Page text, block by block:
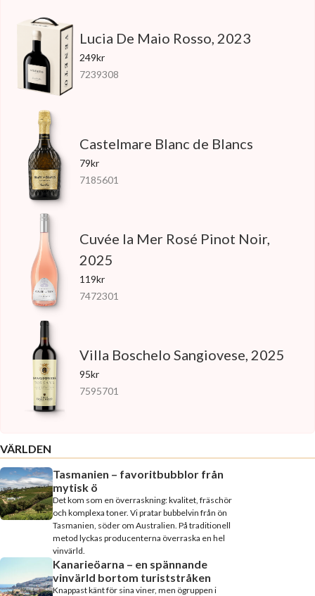
Lucia De Maio Rosso, 2023
249kr
7239308
Castelmare Blanc de Blancs
79kr
7185601
Cuvée la Mer Rosé Pinot Noir,
2025
119kr
7472301
Villa Boschelo Sangiovese, 2025
95kr
7595701
VÄRLDEN
Tasmanien – favoritbubblor från
mytisk ö
Det kom som en överraskning: kvalitet, fräschör
och komplexa toner. Vi pratar bubbelvin från ön
Tasmanien, söder om Australien. På traditionell
metod lyckas producenterna överraska en hel
vinvärld.
Kanarieöarna – en spännande
vinvärld bortom turiststråken
Knappast känt för sina viner, men ögruppen i